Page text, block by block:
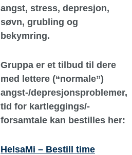
angst, stress, depresjon,
søvn, grubling og
bekymring.
Gruppa er et tilbud til dere
med lettere (“normale”)
angst-/depresjonsproblemer,
tid for kartleggings/-
forsamtale kan bestilles her:
HelsaMi – Bestill time